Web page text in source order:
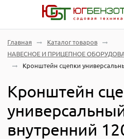
Главная
Каталог товаров
НАВЕСНОЕ И ПРИЦЕПНОЕ
Кронштейн сцепки
Кронштейн
внутренний